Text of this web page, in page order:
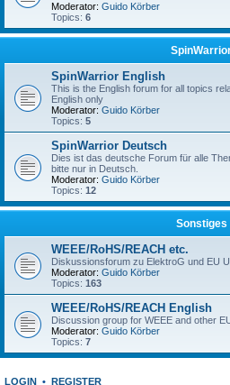
Moderator: Guido Körber
Topics: 6
SpinWarrior English
This is the English forum for all topics
English only
Moderator: Guido Körber
Topics: 5
SpinWarrior Deutsch
Dies ist das deutsche Forum für alle
bitte nur in Deutsch.
Moderator: Guido Körber
Topics: 12
Sonstiges
WEEE/RoHS/REACH etc.
Diskussionsforum zu ElektroG und EU
Moderator: Guido Körber
Topics: 163
WEEE/RoHS/REACH English
Discussion group for WEEE and other
Moderator: Guido Körber
Topics: 7
LOGIN • REGISTER